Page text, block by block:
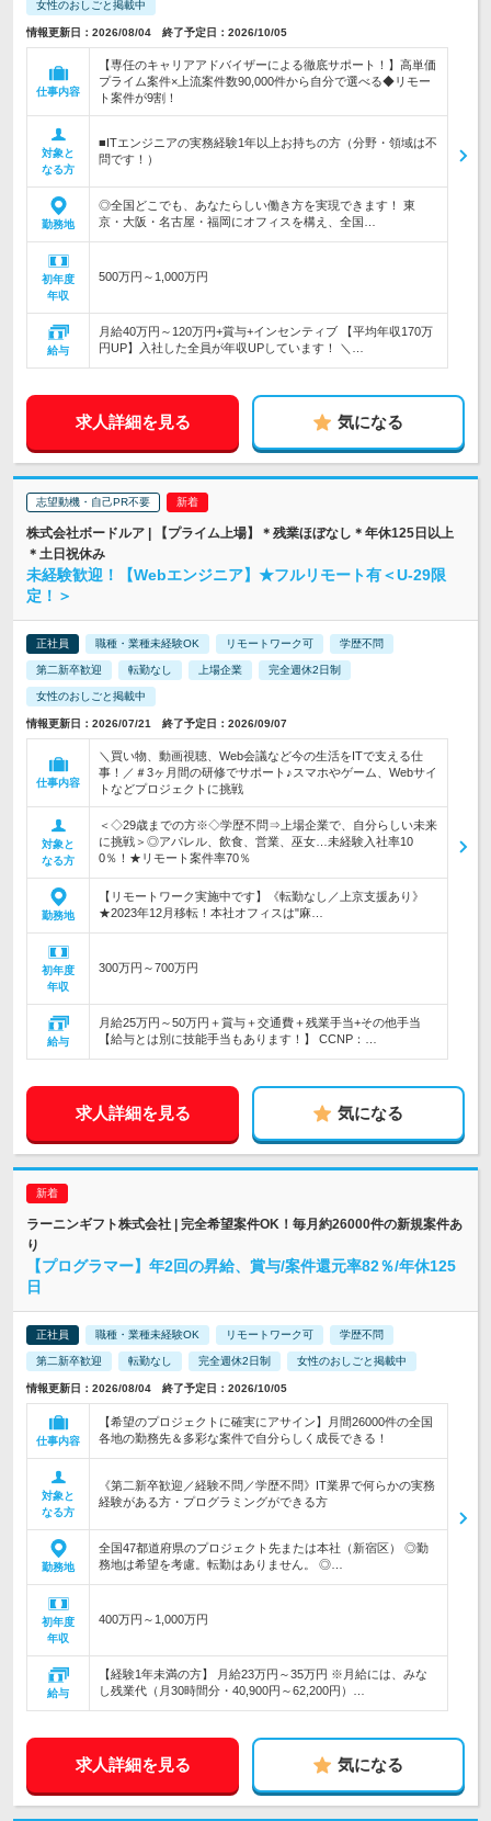
女性のおしごと掲載中
情報更新日：2026/08/04 終了予定日：2026/10/05
仕事内容
【専任のキャリアアドバイザーによる徹底サポート！】高単価
プライム案件×上流案件数90,000件から自分で選べる◆リモー
ト案件が9割！
対象と
なる方
■ITエンジニアの実務経験1年以上お持ちの方（分野・領域は不
問です！）
勤務地
◎全国どこでも、あなたらしい働き方を実現できます！ 東
京・大阪・名古屋・福岡にオフィスを構え、全国…
初年度
年収
500万円～1,000万円
給与
月給40万円～120万円+賞与+インセンティブ 【平均年収170万
円UP】入社した全員が年収UPしています！ ＼…
求人詳細を見る 気になる
志望動機・自己PR不要
株式会社ボードルア | 【プライム上場】＊残業ほぼなし＊年休125日以上
＊土日祝休み
未経験歓迎！【Webエンジニア】★フルリモート有＜U-29限
定！＞
正社員 職種・業種未経験OK リモートワーク可 学歴不問
第二新卒歓迎 転勤なし 上場企業 完全週休2日制
女性のおしごと掲載中
情報更新日：2026/07/21 終了予定日：2026/09/07
仕事内容
＼買い物、動画視聴、Web会議など今の生活をITで支える仕
事！／＃3ヶ月間の研修でサポート♪スマホやゲーム、Webサイ
トなどプロジェクトに挑戦
対象と
なる方
＜◇29歳までの方※◇学歴不問⇒上場企業で、自分らしい未来
に挑戦＞◎アパレル、飲食、営業、巫女…未経験入社率10
0％！★リモート案件率70％
勤務地
【リモートワーク実施中です】《転勤なし／上京支援あり》
★2023年12月移転！本社オフィスは"麻…
初年度
年収
300万円～700万円
給与
月給25万円～50万円＋賞与＋交通費＋残業手当+その他手当
【給与とは別に技能手当もあります！】 CCNP：…
求人詳細を見る 気になる
ラーニンギフト株式会社 | 完全希望案件OK！毎月約26000件の新規案件あ
り
【プログラマー】年2回の昇給、賞与/案件還元率82％/年休125
日
正社員 職種・業種未経験OK リモートワーク可 学歴不問
第二新卒歓迎 転勤なし 完全週休2日制 女性のおしごと掲載中
情報更新日：2026/08/04 終了予定日：2026/10/05
仕事内容
【希望のプロジェクトに確実にアサイン】月間26000件の全国
各地の勤務先＆多彩な案件で自分らしく成長できる！
対象と
なる方
《第二新卒歓迎／経験不問／学歴不問》IT業界で何らかの実務
経験がある方・プログラミングができる方
勤務地
全国47都道府県のプロジェクト先または本社（新宿区） ◎勤
務地は希望を考慮。転勤はありません。 ◎…
初年度
年収
400万円～1,000万円
給与
【経験1年未満の方】 月給23万円～35万円 ※月給には、みな
し残業代（月30時間分・40,900円～62,200円）…
求人詳細を見る 気になる